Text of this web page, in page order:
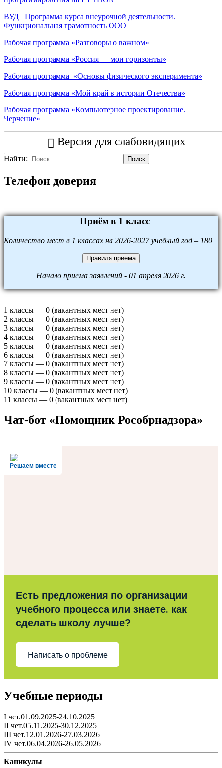
ВУД_ Программа курса внеурочной деятельности.
Функциональная грамотность ООО
Рабочая программа «Разговоры о важном»
Рабочая программа «Россия — мои горизонты»
Рабочая программа «Основы физического эксперимента»
Рабочая программа «Мой край в истории Отечества»
Рабочая программа «Компьютерное проектирование.
Черчение»
Версия для слабовидящих
Найти: Поиск
Телефон доверия
Приём в 1 класс
Количество мест в 1 классах на 2026-2027 учебный год – 180
Правила приёма
Начало приема заявлений - 01 апреля 2026 г.
1 классы — 0 (вакантных мест нет)
2 классы — 0 (вакантных мест нет)
3 классы — 0 (вакантных мест нет)
4 классы — 0 (вакантных мест нет)
5 классы — 0 (вакантных мест нет)
6 классы — 0 (вакантных мест нет)
7 классы — 0 (вакантных мест нет)
8 классы — 0 (вакантных мест нет)
9 классы — 0 (вакантных мест нет)
10 классы — 0 (вакантных мест нет)
11 классы — 0 (вакантных мест нет)
Чат-бот «Помощник Рособрнадзора»
Решаем вместе
Есть предложения по организации
учебного процесса или знаете, как
сделать школу лучше?
Написать о проблеме
Учебные периоды
I чет.01.09.2025-24.10.2025
II чет.05.11.2025-30.12.2025
III чет.12.01.2026-27.03.2026
IV чет.06.04.2026-26.05.2026
Каникулы